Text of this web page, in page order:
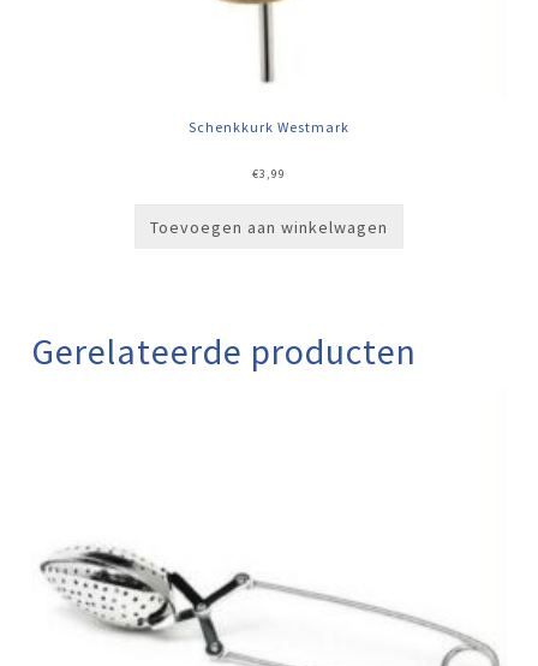
Schenkkurk Westmark
€3,99
Toevoegen aan winkelwagen
Gerelateerde producten